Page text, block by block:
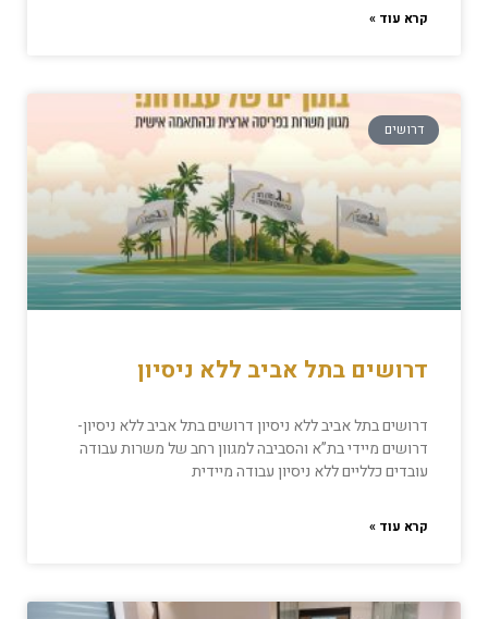
קרא עוד »
דרושים
דרושים בתל אביב ללא ניסיון
דרושים בתל אביב ללא ניסיון דרושים בתל אביב ללא ניסיון-
דרושים מיידי בת”א והסביבה למגוון רחב של משרות עבודה
עובדים כלליים ללא ניסיון עבודה מיידית
קרא עוד »